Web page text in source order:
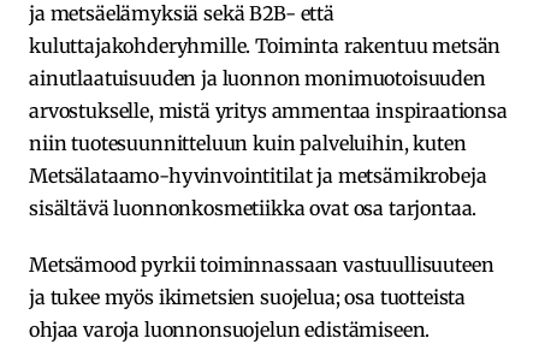
ja metsäelämyksiä sekä B2B- että
kuluttajakohderyhmille. Toiminta rakentuu metsän
ainutlaatuisuuden ja luonnon monimuotoisuuden
arvostukselle, mistä yritys ammentaa inspiraationsa
niin tuotesuunnitteluun kuin palveluihin, kuten
Metsälataamo-hyvinvointitilat ja metsämikrobeja
sisältävä luonnonkosmetiikka ovat osa tarjontaa.
Metsämood pyrkii toiminnassaan vastuullisuuteen
ja tukee myös ikimetsien suojelua; osa tuotteista
ohjaa varoja luonnonsuojelun edistämiseen.